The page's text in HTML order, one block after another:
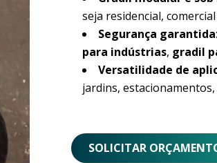
seja residencial,
Segurança garantida
para indústrias, gradil
Versatilidade de
jardins,
SOLICITAR